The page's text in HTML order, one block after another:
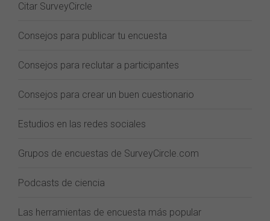
Citar SurveyCircle
Consejos para publicar tu encuesta
Consejos para reclutar a participantes
Consejos para crear un buen cuestionario
Estudios en las redes sociales
Grupos de encuestas de SurveyCircle.com
Podcasts de ciencia
Las herramientas de encuesta más popular